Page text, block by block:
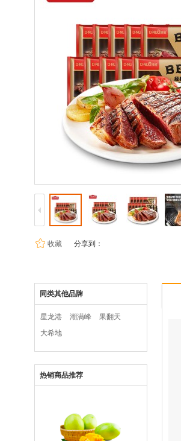
收藏 分享到：
同类其他品牌
星龙港 潮满峰
果翻天
大希地
热销商品推荐